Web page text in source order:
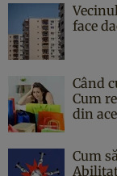
face
Când
Cum
din
Cum